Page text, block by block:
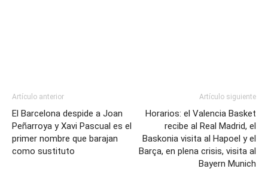
Artículo anterior
El Barcelona despide a Joan
Peñarroya y Xavi Pascual es el
primer nombre que barajan
como sustituto
Artículo siguiente
Horarios: el Valencia Basket
recibe al Real Madrid, el
Baskonia visita al Hapoel y el
Barça, en plena crisis, visita al
Bayern Munich